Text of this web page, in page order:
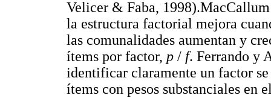
Velicer & Faba,
la estructura factorial mejora
las comunalidades aumentan y
ítems por factor, p / f. Ferrando y
identificar claramente un factor
ítems con pesos substanciales en